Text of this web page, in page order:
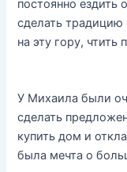
постоянно ездить
сделать
на эту гору, чтить
У Михаила были
сделать
купить дом и
была мечта о